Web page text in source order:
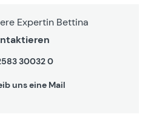
Expertin Bettina
30032 0
uns eine Mail